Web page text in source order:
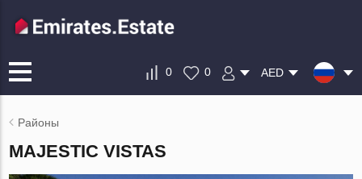
0 0 AED
Районы
MAJESTIC VISTAS